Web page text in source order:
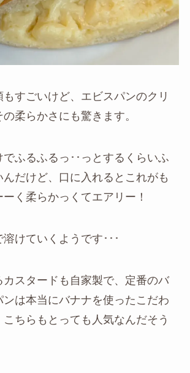
すごいけど、エビスパンのクリ
柔らかさにも驚きます。
ふるふるっ･･っとするくらいふ
んだけど、口に入れるとこれがも
ーく柔らかっくてエアリー！
けていくようです･･･
カスタードも自家製で、定番のバ
は本当にバナナを使ったこだわ
こちらもとっても人気なんだそう